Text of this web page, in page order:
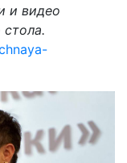
и видео
стола.